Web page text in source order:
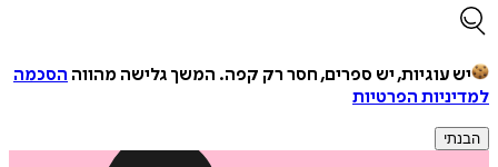
יש עוגיות, יש ספרים, חסר רק קפה. המשך גלישה מהווה הסכמה
למדיניות הפרטיות
הבנתי